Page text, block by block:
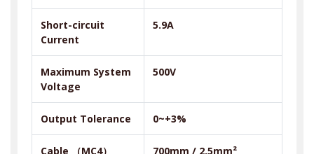
Short-circuit
Current
5.9A
Maximum System
Voltage
500V
Output Tolerance 0~+3%
Cable （MC4） 700mm / 2.5mm²